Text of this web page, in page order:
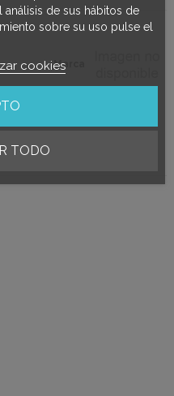
Marca
producto también
de sus hábitos de
sobre su uso pulse el
cookies
TODO